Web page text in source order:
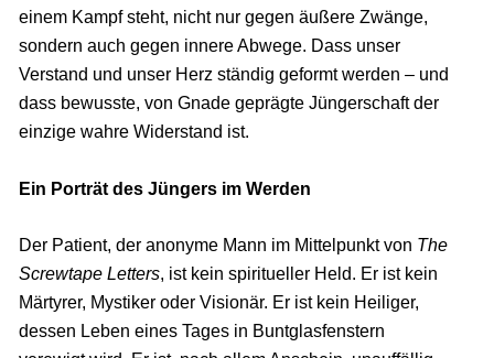
einem Kampf steht, nicht nur gegen äußere Zwänge,
sondern auch gegen innere Abwege. Dass unser
Verstand und unser Herz ständig geformt werden – und
dass bewusste, von Gnade geprägte Jüngerschaft der
einzige wahre Widerstand ist.
Ein Porträt des Jüngers im Werden
Der Patient, der anonyme Mann im Mittelpunkt von The
Screwtape Letters, ist kein spiritueller Held. Er ist kein
Märtyrer, Mystiker oder Visionär. Er ist kein Heiliger,
dessen Leben eines Tages in Buntglasfenstern